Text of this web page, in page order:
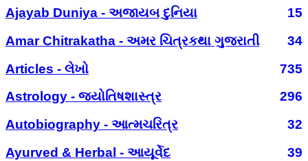
Ajayab Duniya - અજાયબ દુનિયા
15
Amar Chitrakatha - અમર ચિત્રકથા ગુજરાતી
34
Articles - લેખો
735
Astrology - જ્યોતિષશાસ્ત્ર
296
Autobiography - આત્મચરિત્ર
32
Ayurved & Herbal - આયૂર્વેદ
39